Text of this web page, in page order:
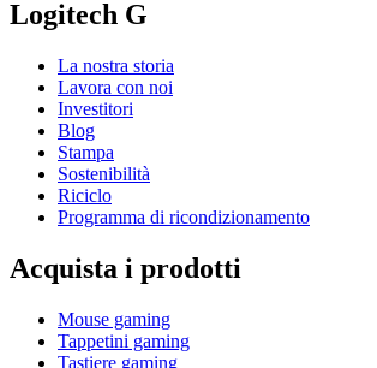
Logitech G
La nostra storia
Lavora con noi
Investitori
Blog
Stampa
Sostenibilità
Riciclo
Programma di ricondizionamento
Acquista i prodotti
Mouse gaming
Tappetini gaming
Tastiere gaming